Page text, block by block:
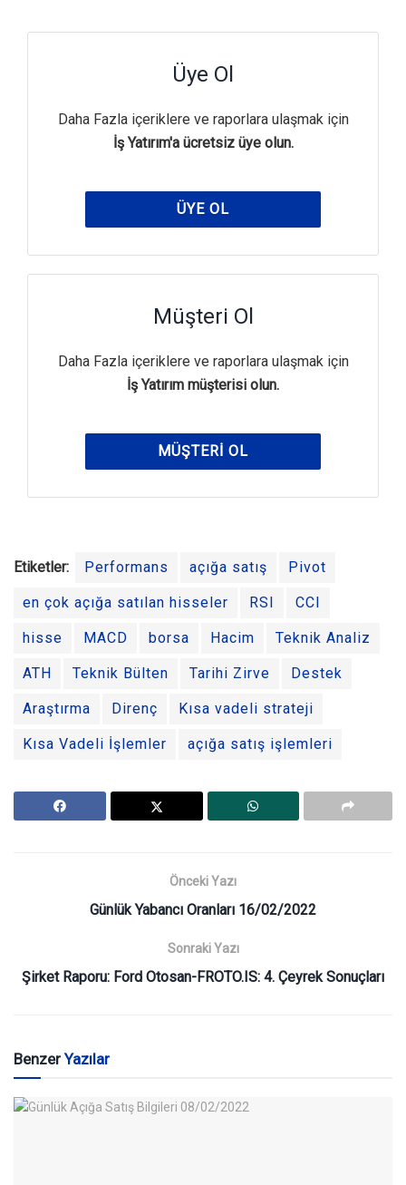
Üye Ol
Daha Fazla içeriklere ve raporlara ulaşmak için
İş Yatırım'a ücretsiz üye olun.
ÜYE OL
Müşteri Ol
Daha Fazla içeriklere ve raporlara ulaşmak için
İş Yatırım müşterisi olun.
MÜŞTERI OL
Etiketler: Performans açığa satış Pivot
en çok açığa satılan hisseler RSI CCI
hisse MACD borsa Hacim Teknik Analiz
ATH Teknik Bülten Tarihi Zirve Destek
Araştırma Direnç Kısa vadeli strateji
Kısa Vadeli İşlemler açığa satış işlemleri
Önceki Yazı
Günlük Yabancı Oranları 16/02/2022
Sonraki Yazı
Şirket Raporu: Ford Otosan-FROTO.IS: 4. Çeyrek Sonuçları
BenzerYazılar